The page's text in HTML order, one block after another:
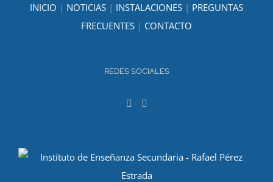
INICIO | NOTICIAS | INSTALACIONES | PREGUNTAS
FRECUENTES | CONTACTO
REDES SOCIALES